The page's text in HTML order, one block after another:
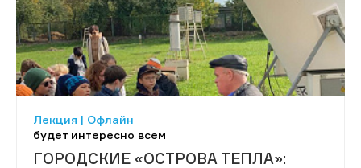
Лекция | Офлайн
будет интересно всем
ГОРОДСКИЕ «ОСТРОВА ТЕПЛА»: